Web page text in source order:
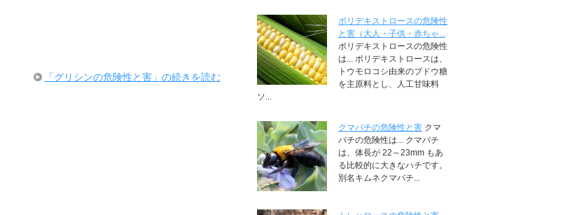
「グリシンの危険性と害」の続きを読む
ポリデキストロースの危険性
と害（大人・子供・赤ちゃ...
ポリデキストロースの危険性
は... ポリデキストロースは、
トウモロコシ由来のブドウ糖
を主原料とし、人工甘味料
ソ...
クマバチの危険性と害 クマ
バチの危険性は... クマバチ
は、体長が 22～23mm もあ
る比較的に大きなハチです。
別名キムネクマバチ...